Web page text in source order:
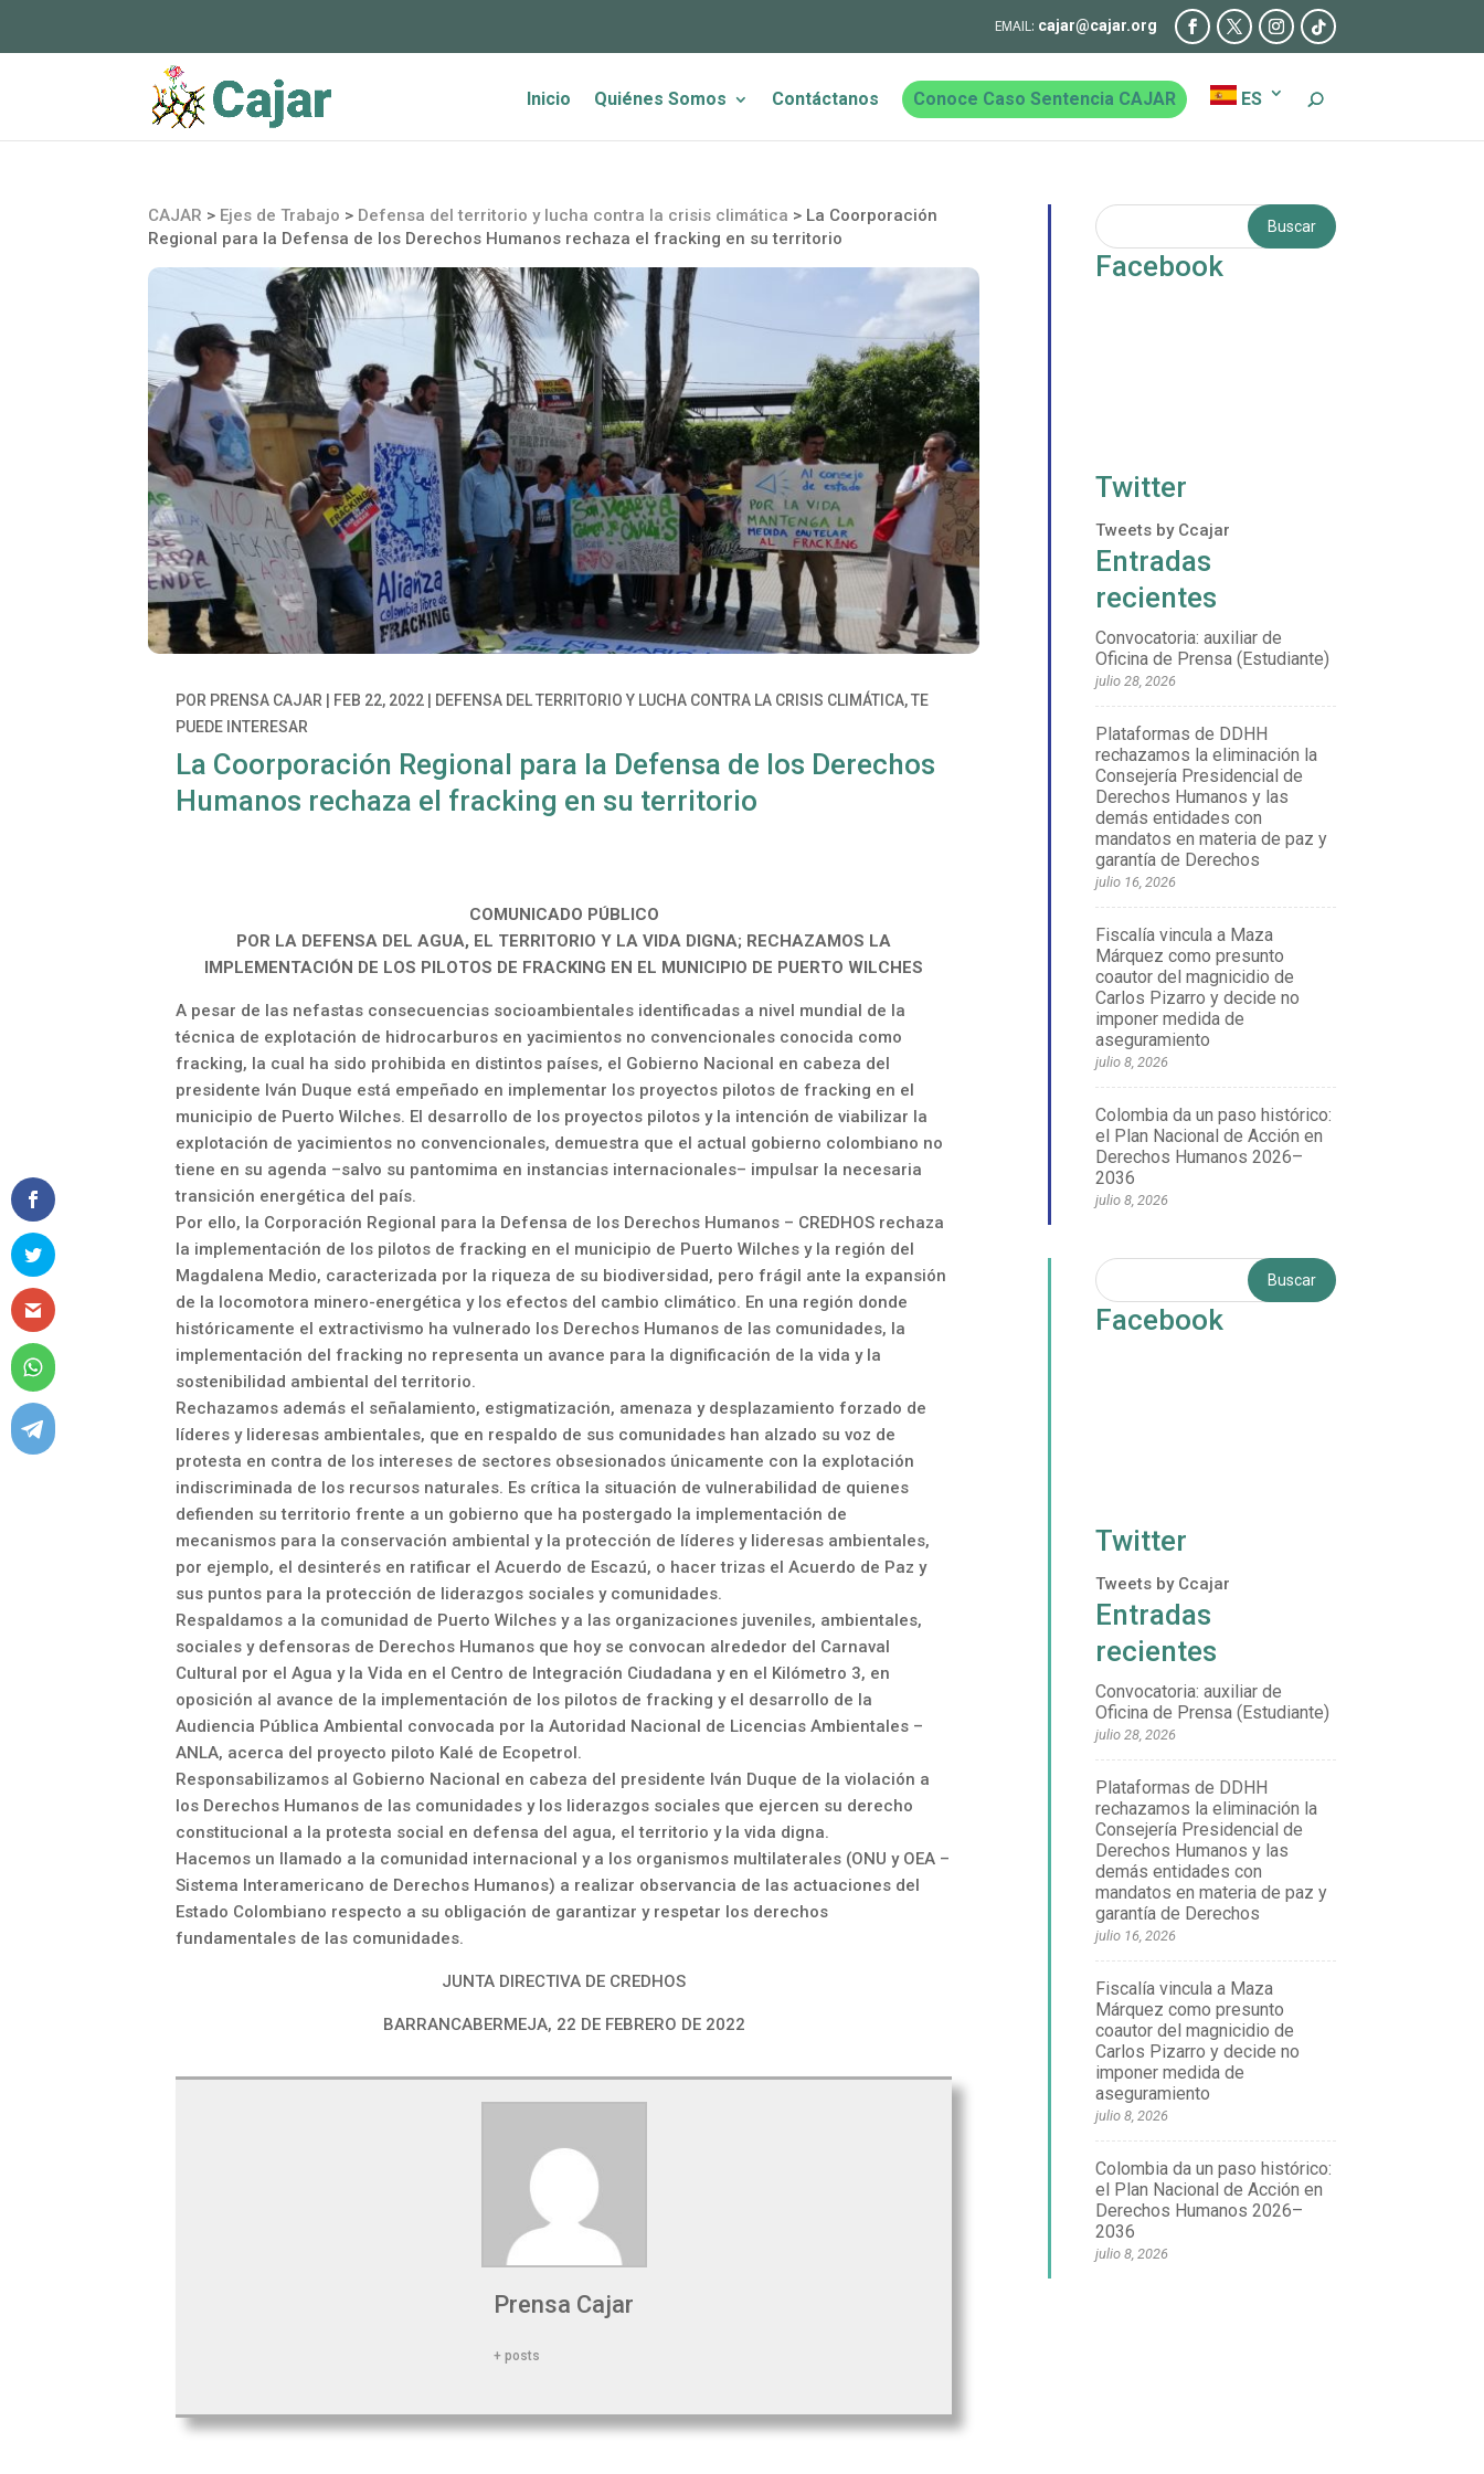
cajar@cajar.org
Inicio Quiénes Somos Contáctanos Conoce Caso Sentencia CAJAR ES
CAJAR > Ejes de Trabajo > Defensa del territorio y lucha contra la crisis climática > La Coorporación
Regional para la Defensa de los Derechos Humanos rechaza el fracking en su territorio
POR PRENSA CAJAR FEB 22, 2022 DEFENSA DEL TERRITORIO Y LUCHA CONTRA LA CRISIS CLIMÁTICA,TE
PUEDE INTERESAR
La Coorporación Regional para la Defensa de los Derechos
Humanos rechaza el fracking en su territorio
COMUNICADO PÚBLICO
POR LA DEFENSA DEL AGUA, EL TERRITORIO Y LA VIDA DIGNA; RECHAZAMOS LA
IMPLEMENTACIÓN DE LOS PILOTOS DE FRACKING EN EL MUNICIPIO DE PUERTO WILCHES
A pesar de las nefastas consecuencias socioambientales identificadas a nivel mundial de la
técnica de explotación de hidrocarburos en yacimientos no convencionales conocida como
fracking, la cual ha sido prohibida en distintos países, el Gobierno Nacional en cabeza del
presidente Iván Duque está empeñado en implementar los proyectos pilotos de fracking en el
municipio de Puerto Wilches. El desarrollo de los proyectos pilotos y la intención de viabilizar la
explotación de yacimientos no convencionales, demuestra que el actual gobierno colombiano no
tiene en su agenda –salvo su pantomima en instancias internacionales– impulsar la necesaria
transición energética del país.
Por ello, la Corporación Regional para la Defensa de los Derechos Humanos – CREDHOS rechaza
la implementación de los pilotos de fracking en el municipio de Puerto Wilches y la región del
Magdalena Medio, caracterizada por la riqueza de su biodiversidad, pero frágil ante la expansión
de la locomotora minero-energética y los efectos del cambio climático. En una región donde
históricamente el extractivismo ha vulnerado los Derechos Humanos de las comunidades, la
implementación del fracking no representa un avance para la dignificación de la vida y la
sostenibilidad ambiental del territorio.
Rechazamos además el señalamiento, estigmatización, amenaza y desplazamiento forzado de
líderes y lideresas ambientales, que en respaldo de sus comunidades han alzado su voz de
protesta en contra de los intereses de sectores obsesionados únicamente con la explotación
indiscriminada de los recursos naturales. Es crítica la situación de vulnerabilidad de quienes
defienden su territorio frente a un gobierno que ha postergado la implementación de
mecanismos para la conservación ambiental y la protección de líderes y lideresas ambientales,
por ejemplo, el desinterés en ratificar el Acuerdo de Escazú, o hacer trizas el Acuerdo de Paz y
sus puntos para la protección de liderazgos sociales y comunidades.
Respaldamos a la comunidad de Puerto Wilches y a las organizaciones juveniles, ambientales,
sociales y defensoras de Derechos Humanos que hoy se convocan alrededor del Carnaval
Cultural por el Agua y la Vida en el Centro de Integración Ciudadana y en el Kilómetro 3, en
oposición al avance de la implementación de los pilotos de fracking y el desarrollo de la
Audiencia Pública Ambiental convocada por la Autoridad Nacional de Licencias Ambientales –
ANLA, acerca del proyecto piloto Kalé de Ecopetrol.
Responsabilizamos al Gobierno Nacional en cabeza del presidente Iván Duque de la violación a
los Derechos Humanos de las comunidades y los liderazgos sociales que ejercen su derecho
constitucional a la protesta social en defensa del agua, el territorio y la vida digna.
Hacemos un llamado a la comunidad internacional y a los organismos multilaterales (ONU y OEA –
Sistema Interamericano de Derechos Humanos) a realizar observancia de las actuaciones del
Estado Colombiano respecto a su obligación de garantizar y respetar los derechos
fundamentales de las comunidades.
JUNTA DIRECTIVA DE CREDHOS
BARRANCABERMEJA, 22 DE FEBRERO DE 2022
Prensa Cajar
+ posts
Facebook
Twitter
Tweets by Ccajar
Entradas
recientes
Convocatoria: auxiliar de
Oficina de Prensa (Estudiante)
julio 28, 2026
Plataformas de DDHH
rechazamos la eliminación la
Consejería Presidencial de
Derechos Humanos y las
demás entidades con
mandatos en materia de paz y
garantía de Derechos
julio 16, 2026
Fiscalía vincula a Maza
Márquez como presunto
coautor del magnicidio de
Carlos Pizarro y decide no
imponer medida de
aseguramiento
julio 8, 2026
Colombia da un paso histórico:
el Plan Nacional de Acción en
Derechos Humanos 2026–
2036
julio 8, 2026
Facebook
Twitter
Tweets by Ccajar
Entradas
recientes
Convocatoria: auxiliar de
Oficina de Prensa (Estudiante)
julio 28, 2026
Plataformas de DDHH
rechazamos la eliminación la
Consejería Presidencial de
Derechos Humanos y las
demás entidades con
mandatos en materia de paz y
garantía de Derechos
julio 16, 2026
Fiscalía vincula a Maza
Márquez como presunto
coautor del magnicidio de
Carlos Pizarro y decide no
imponer medida de
aseguramiento
julio 8, 2026
Colombia da un paso histórico:
el Plan Nacional de Acción en
Derechos Humanos 2026–
2036
julio 8, 2026